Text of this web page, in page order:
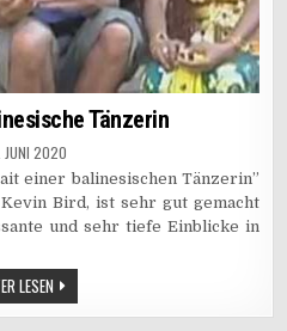
Tänzerin
JUNI 2020
einer balinesischen Tänzerin”
Bird, ist sehr gut gemacht
und sehr tiefe Einblicke in
LESEN